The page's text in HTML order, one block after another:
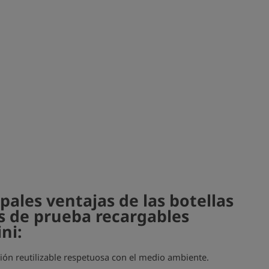
ventajas de las botellas
de prueba recargables
reutilizable respetuosa con el medio ambiente.